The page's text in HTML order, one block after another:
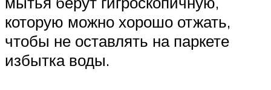
которую можно хорошо отжать,
чтобы не оставлять на паркете
избытка воды.